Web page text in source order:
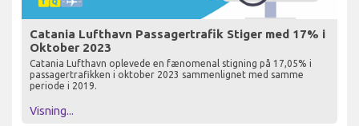
Catania Lufthavn Passagertrafik Stiger med 17% i
Oktober 2023
Catania Lufthavn oplevede en fænomenal stigning på 17,05% i
passagertrafikken i oktober 2023 sammenlignet med samme
periode i 2019.
Visning...